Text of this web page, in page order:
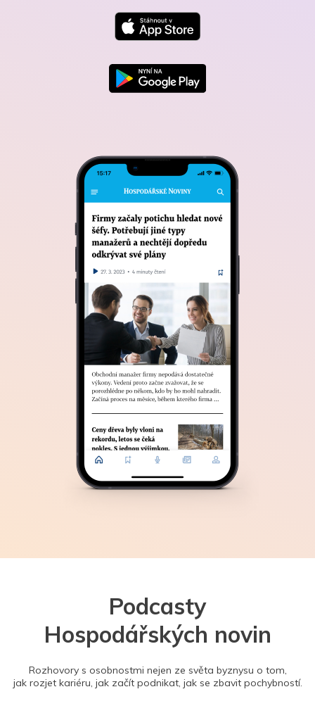
Podcasty
Hospodářských novin
Rozhovory s osobnostmi nejen ze světa byznysu o tom,
jak rozjet kariéru, jak začít podnikat, jak se zbavit pochybností.